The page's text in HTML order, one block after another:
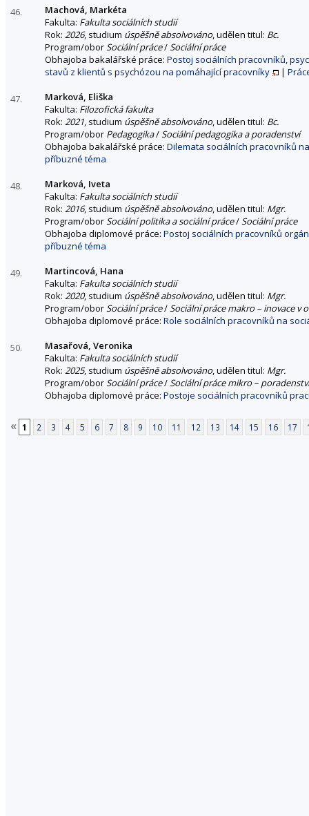
46.
Machová, Markéta
Fakulta: Fakulta sociálních studií
Rok: 2026, studium úspěšně absolvováno, udělen titul: Bc.
Program/oborSociální práce/Sociální práce
Obhajoba bakalářské práce: Postoj sociálních pracovníků,
stavů z klientů s psychózou na pomáhající pracovníky
|
47.
Marková, Eliška
Fakulta: Filozofická fakulta
Rok: 2021, studium úspěšně absolvováno, udělen titul: Bc.
Program/obor Pedagogika/Sociální pedagogika a poradenství
Obhajoba bakalářské práce: Dilemata sociálních pracovníků
příbuzné téma
48.
Marková, Iveta
Fakulta: Fakulta sociálních studií
Rok: 2016, studium úspěšně absolvováno, udělen titul: Mgr.
Program/oborSociální politika a sociální práce/Sociální práce
Obhajoba diplomové práce: Postoj sociálních pracovníků
příbuzné téma
49.
Martincová, Hana
Fakulta: Fakulta sociálních studií
Rok: 2020, studium úspěšně absolvováno, udělen titul: Mgr.
Program/oborSociální práce/Sociální práce makro – inovace v
Obhajoba diplomové práce: Role sociálních pracovníků na
50.
Masařová, Veronika
Fakulta: Fakulta sociálních studií
Rok: 2025, studium úspěšně absolvováno, udělen titul: Mgr.
Program/oborSociální práce/Sociální práce mikro – poradenství
Obhajoba diplomové práce: Postoje sociálních pracovníků
« 1 2 3 4 5 6 7 8 9 10 11 12 13 14 15 16 17